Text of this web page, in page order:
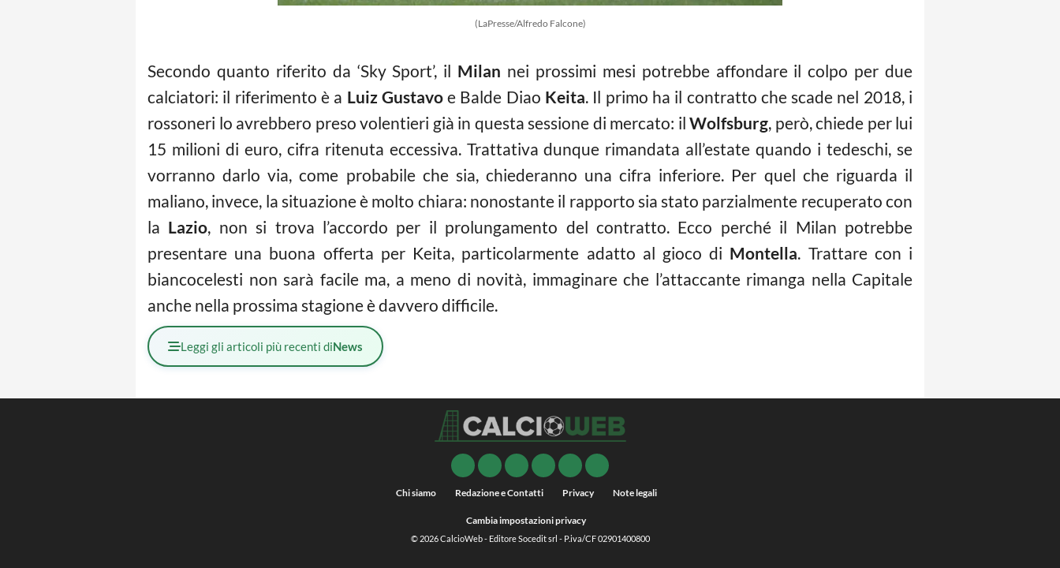
(LaPresse/Alfredo Falcone)
Secondo quanto riferito da ‘Sky Sport’, il Milan nei prossimi mesi potrebbe affondare il colpo per due
calciatori: il riferimento è a Luiz Gustavoe Balde Diao Keita. Il primo ha il contratto che scade nel 2018, i
rossoneri lo avrebbero preso volentieri già in questa sessione di mercato: il Wolfsburg, però, chiede per lui
15 milioni di euro, cifra ritenuta eccessiva. Trattativa dunque rimandata all’estate quando i tedeschi, se
vorranno darlo via, come probabile che sia, chiederanno una cifra inferiore. Per quel che riguarda il
maliano, invece, la situazione è molto chiara: nonostante il rapporto sia stato parzialmente recuperato con
la Lazio, non si trova l’accordo per il prolungamento del contratto. Ecco perché il Milan potrebbe
presentare una buona offerta per Keita, particolarmente adatto al gioco di Montella. Trattare con i
biancocelesti non sarà facile ma, a meno di novità, immaginare che l’attaccante rimanga nella Capitale
anche nella prossima stagione è davvero difficile.
Leggi gli articoli più recenti diNews
Chi siamo Redazione e Contatti Privacy Note legali
Cambia impostazioni privacy
© 2026CalcioWeb- Editore Socedit srl - P.iva/CF 02901400800